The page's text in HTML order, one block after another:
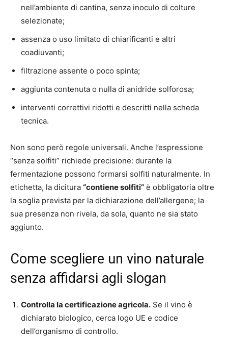
nell’ambiente di cantina, senza inoculo di colture
selezionate;
assenza o uso limitato di chiarificanti e altri
coadiuvanti;
filtrazione assente o poco spinta;
aggiunta contenuta o nulla di anidride solforosa;
interventi correttivi ridotti e descritti nella scheda
tecnica.
Non sono però regole universali. Anche l’espressione
“senza solfiti” richiede precisione: durante la
fermentazione possono formarsi solfiti naturalmente. In
etichetta, la dicitura “contiene solfiti” è obbligatoria oltre
la soglia prevista per la dichiarazione dell’allergene; la
sua presenza non rivela, da sola, quanto ne sia stato
aggiunto.
Come scegliere un vino naturale
senza affidarsi agli slogan
Controlla la certificazione agricola. Se il vino è
dichiarato biologico, cerca logo UE e codice
dell’organismo di controllo.